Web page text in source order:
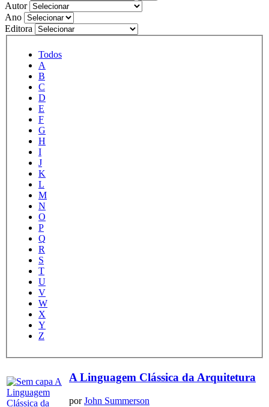
Autor
Ano
Editora
Todos
A
B
C
D
E
F
G
H
I
J
K
L
M
N
O
P
Q
R
S
T
U
V
W
X
Y
Z
A Linguagem Clássica da Arquitetura
porJohn Summerson